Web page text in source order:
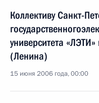
Коллективу Санкт-
университета
(Ленина)
15 июня 2006 года, 00:00